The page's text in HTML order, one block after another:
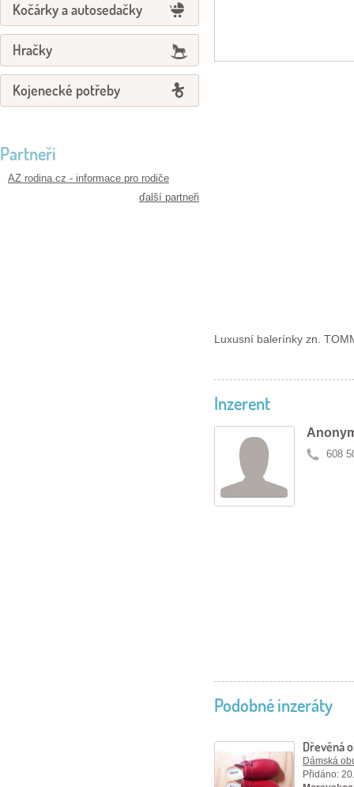
Kočárky a autosedačky
Hračky
Kojenecké potřeby
Partneři
AZ rodina.cz - informace pro rodiče
ďalší partneři
Luxusní balerínky zn.
Inzerent
608
Podobné inzeráty
Dřevěná
Dámská
Přidáno: